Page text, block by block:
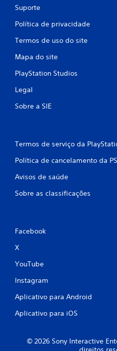
Suporte
Política de privacidade
Termos de uso do site
Mapa do site
PlayStation Studios
Legal
Sobre a SIE
Termos de serviço da
Política de cancelamento da
Avisos de saúde
Sobre as classificações
Facebook
X
YouTube
Instagram
Aplicativo para Android
Aplicativo para iOS
© 2026 Sony Interactive